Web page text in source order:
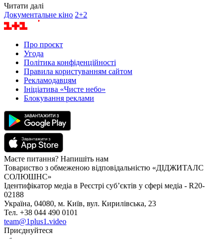
Читати далі
Документальне кіно 2+2
Про проєкт
Угода
Політика конфіденційності
Правила користуванням сайтом
Рекламодавцям
Ініціатива «Чисте небо»
Блокування реклами
Маєте питання? Напишіть нам
Товариство з обмеженою відповідальністю «ДІДЖИТАЛС
СОЛЮШНС»
Ідентифікатор медіа в Реєстрі суб’єктів у сфері медіа - R20-
02188
Україна, 04080, м. Київ, вул. Кирилівська, 23
Тел. +38 044 490 0101
team@1plus1.video
Приєднуйтеся